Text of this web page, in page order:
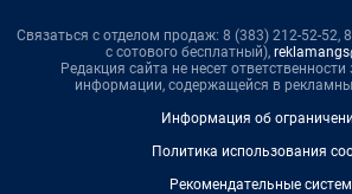
Связаться с отделом продаж: 8 (383) 212-52-52,
с сотового бесплатный),
Редакция сайта не несет ответственности
информации, содержащейся в
Информация об
Политика использования
Рекомендательные